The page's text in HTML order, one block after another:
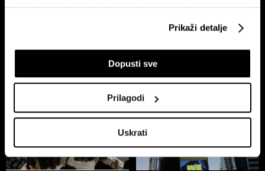
If you allow, we would also like to:
Collect information about your geographical
Identify your device by actively scanning it for
specific characteristics (fingerprinting)
Find out more about how your personal data is processed
and set your preferences in the
details section
Prikaži detalje
Dopusti sve
Prilagodi
Uskrati
nogometa?
Šta Svjetsko prvenstvo znači za